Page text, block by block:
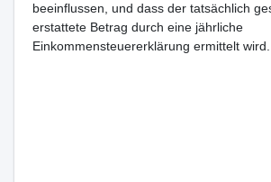
beeinflussen, und dass der tatsächlich
erstattete Betrag durch eine jährliche
Einkommensteuererklärung ermittelt wird.